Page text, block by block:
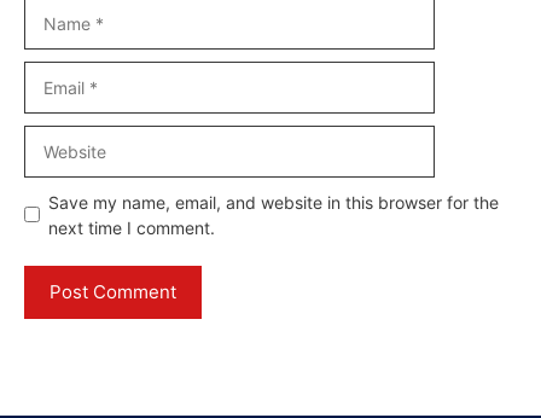
Save my name, email, and website in this browser for the
next time I comment.